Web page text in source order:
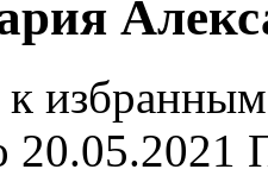
20.05.2021